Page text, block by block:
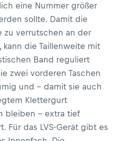
eine Nummer größer
sollte. Damit die
zu verrutschen an der
kann die Taillenweite mit
Band reguliert
zwei vorderen Taschen
und – damit sie auch
Klettergurt
bleiben – extra tief
Für das LVS-Gerät gibt es